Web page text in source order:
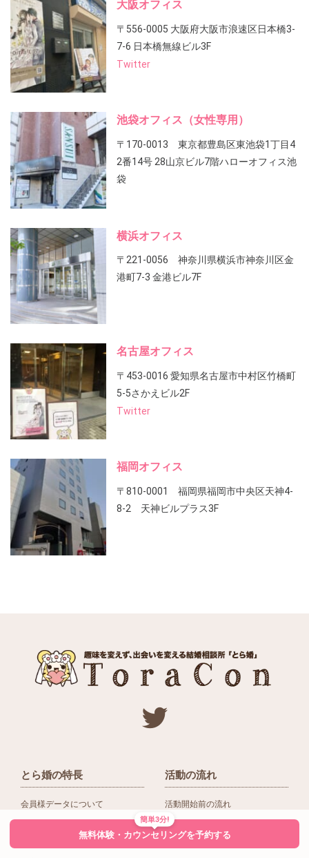
大阪オフィス
〒556-0005 大阪府大阪市浪速区日本橋3-
7-6 日本橋無線ビル3F
Twitter
池袋オフィス（女性専用）
〒170-0013 東京都豊島区東池袋1丁目4
2番14号 28山京ビル7階ハローオフィス池
袋
横浜オフィス
〒221-0056 神奈川県横浜市神奈川区金
港町7-3 金港ビル7F
名古屋オフィス
〒453-0016 愛知県名古屋市中村区竹橋町
5-5さかえビル2F
Twitter
福岡オフィス
〒810-0001 福岡県福岡市中央区天神4-
8-2 天神ビルプラス3F
とら婚の特長
会員様データについて
活動の流れ
活動開始前の流れ
入会後の活動の流れ
簡単3分!
無料体験・カウンセリングを予約する